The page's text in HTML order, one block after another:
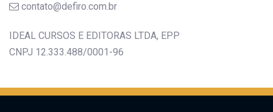
contato@defiro.com.br
IDEAL CURSOS E EDITORAS LTDA, EPP
CNPJ 12.333.488/0001-96